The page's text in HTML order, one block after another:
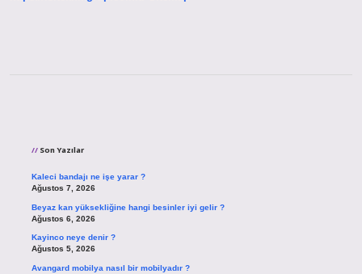
Son Yazılar
Kaleci bandajı ne işe yarar ?
Ağustos 7, 2026
Beyaz kan yüksekliğine hangi besinler iyi gelir ?
Ağustos 6, 2026
Kayinco neye denir ?
Ağustos 5, 2026
Avangard mobilya nasıl bir mobilyadır ?